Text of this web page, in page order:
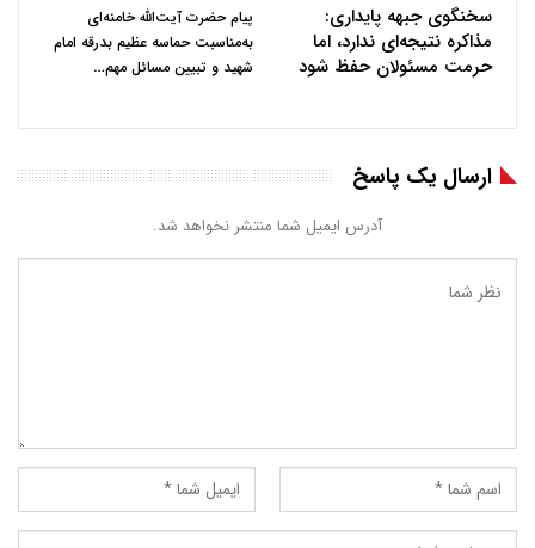
سخنگوی جبهه پایداری:
مذاکره نتیجه‌ای ندارد، اما
حرمت مسئولان حفظ شود
پیام حضرت آیت‌الله خامنه‌ای
به‌مناسبت حماسه عظیم بدرقه امام
شهید و تبیین مسائل مهم…
ارسال یک پاسخ
آدرس ایمیل شما منتشر نخواهد شد.